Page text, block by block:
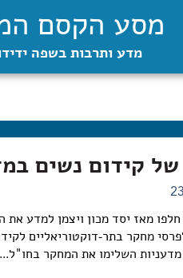
מסע הקסם
מדע ותרבות בשפה
קידום נשים
מאז יסד מכון ויצמן למדע את
מחקר בתר-דוקטוריאליים